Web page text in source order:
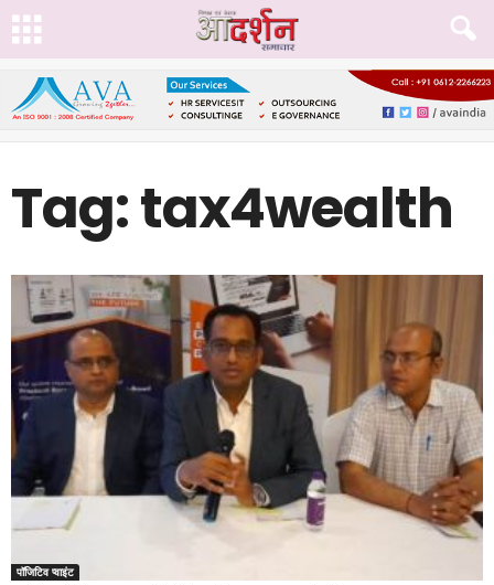
Tag: tax4wealth
पॉजिटिव प्वाइंट